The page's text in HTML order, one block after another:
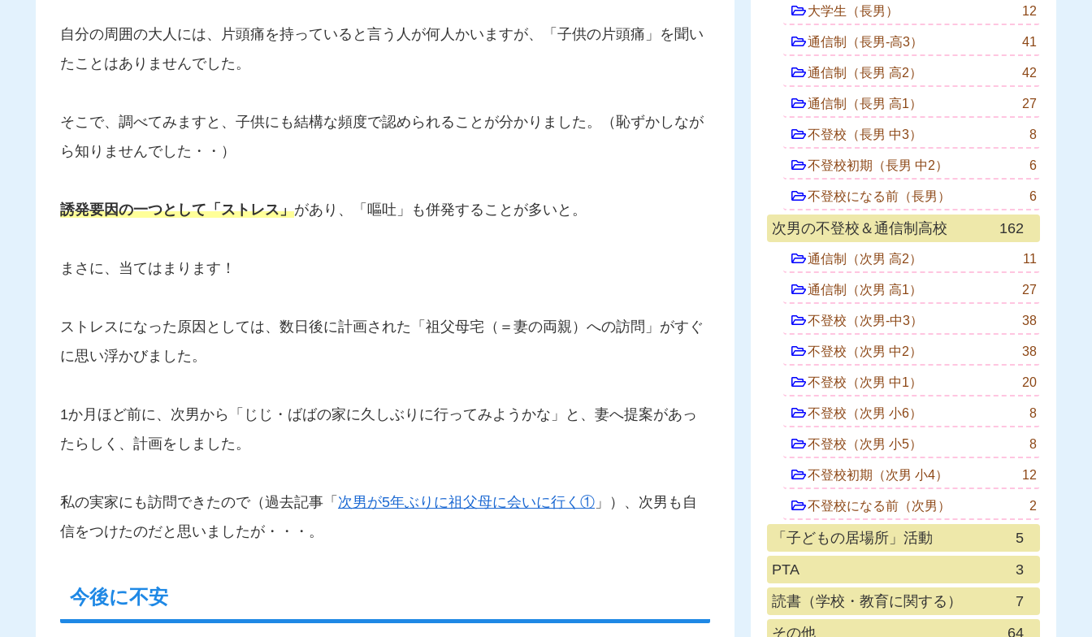
自分の周囲の大人には、片頭痛を持っていると言う人が何人かいますが、「子供の片頭痛」を聞い
たことはありませんでした。
そこで、調べてみますと、子供にも結構な頻度で認められることが分かりました。（恥ずかしなが
ら知りませんでした・・）
誘発要因の一つとして「ストレス」があり、「嘔吐」も併発することが多いと。
まさに、当てはまります！
ストレスになった原因としては、数日後に計画された「祖父母宅（＝妻の両親）への訪問」がすぐ
に思い浮かびました。
1か月ほど前に、次男から「じじ・ばばの家に久しぶりに行ってみようかな」と、妻へ提案があっ
たらしく、計画をしました。
私の実家にも訪問できたので（過去記事「 次男が5年ぶりに祖父母に会いに行く① 」）、次男も自
信をつけたのだと思いましたが・・・。
今後に不安
大学生（長男） 12
通信制（長男-高3） 41
通信制（長男 高2） 42
通信制（長男 高1） 27
不登校（長男 中3） 8
不登校初期（長男 中2） 6
不登校になる前（長男） 6
次男の不登校＆通信制高校 162
通信制（次男 高2） 11
通信制（次男 高1） 27
不登校（次男-中3） 38
不登校（次男 中2） 38
不登校（次男 中1） 20
不登校（次男 小6） 8
不登校（次男 小5） 8
不登校初期（次男 小4） 12
不登校になる前（次男） 2
「子どもの居場所」活動
5
PTA
3
読書（学校・教育に関する）
7
その他
64